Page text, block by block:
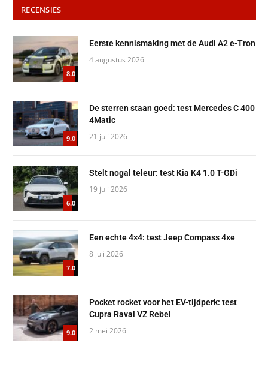
RECENSIES
8.0
Eerste kennismaking met de Audi A2 e-Tron
4 augustus 2026
9.0
De sterren staan goed: test Mercedes C 400
4Matic
21 juli 2026
6.0
Stelt nogal teleur: test Kia K4 1.0 T-GDi
19 juli 2026
7.0
Een echte 4×4: test Jeep Compass 4xe
8 juli 2026
9.0
Pocket rocket voor het EV-tijdperk: test
Cupra Raval VZ Rebel
2 mei 2026